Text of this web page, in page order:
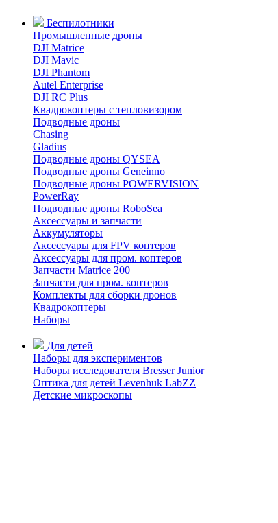
Беспилотники
Промышленные дроны
DJI Matrice
DJI Mavic
DJI Phantom
Autel Enterprise
DJI RC Plus
Квадрокоптеры с тепловизором
Подводные дроны
Chasing
Gladius
Подводные дроны QYSEA
Подводные дроны Geneinno
Подводные дроны POWERVISION
PowerRay
Подводные дроны RoboSea
Аксессуары и запчасти
Аккумуляторы
Аксессуары для FPV коптеров
Аксессуары для пром. коптеров
Запчасти Matrice 200
Запчасти для пром. коптеров
Комплекты для сборки дронов
Квадрокоптеры
Наборы
Для детей
Наборы для экспериментов
Наборы исследователя Bresser Junior
Оптика для детей Levenhuk LabZZ
Детские микроскопы